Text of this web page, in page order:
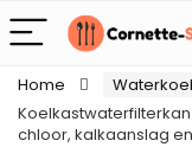
Home
Koelkastwaterfilterkan
chloor, kalkaanslag